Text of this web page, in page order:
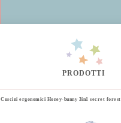
PRODOTTI
Cuscini ergonomici Honey-bunny 3in1 secret forest